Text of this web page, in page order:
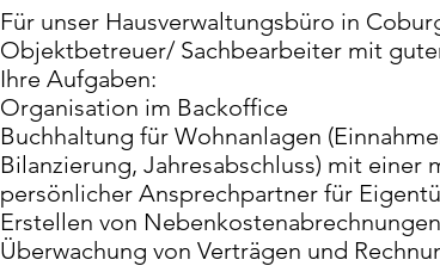
Für unser Hausverwaltungsbüro in
Objektbetreuer/ Sachbearbeiter mit
Ihre Aufgaben:
Organisation im Backoffice
Buchhaltung für Wohnanlagen
Bilanzierung, Jahresabschluss) mit einer
persönlicher Ansprechpartner für
Erstellen von
Überwachung von Verträgen und